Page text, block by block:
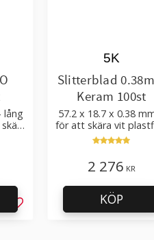
lång
Lägg till i favoriter
Slitterblad
Keram 100st
57.2 x 18.7 x 0.38
för att skära vit
med tillsatser
5K
2 276 KR
KÖP